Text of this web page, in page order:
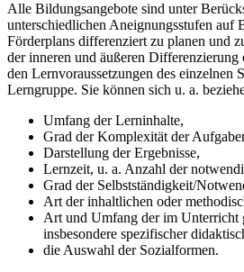
Alle Bildungsangebote sind unter
unterschiedlichen Aneignungsstufen auf
Förderplans differenziert zu planen und
der inneren und äußeren Differenzierung
den Lernvoraussetzungen des einzelnen
Lerngruppe. Sie können sich u. a.
Umfang der Lerninhalte,
Grad der Komplexität der
Darstellung der Ergebnisse,
Lernzeit, u. a. Anzahl der
Grad der Selbstständigkeit/
Art der inhaltlichen oder
Art und Umfang der im Unterricht
insbesondere spezifischer
die Auswahl der Sozialformen.